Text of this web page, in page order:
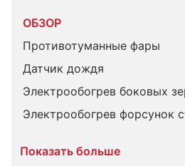
ОБЗОР
Противотуманные фары
Датчик дождя
Электрообогрев боковых
Электрообогрев форсунок
Показать больше